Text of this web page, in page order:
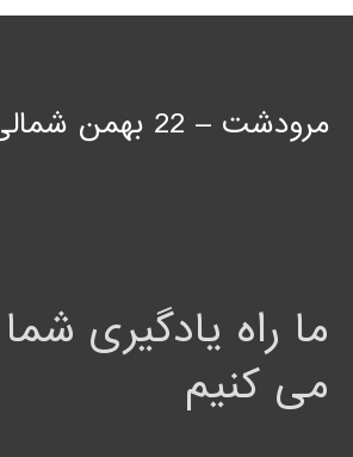
مرودشت – 22 بهمن شمالی
ما راه یادگیری شما
می کنیم